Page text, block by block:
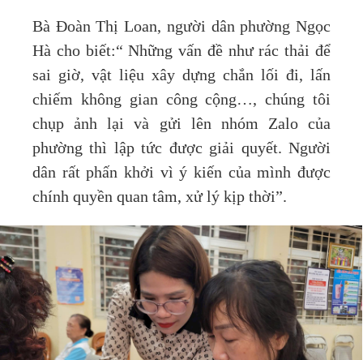
Bà Đoàn Thị Loan, người dân phường Ngọc
Hà cho biết:“ Những vấn đề như rác thải để
sai giờ, vật liệu xây dựng chắn lối đi, lấn
chiếm không gian công cộng…, chúng tôi
chụp ảnh lại và gửi lên nhóm Zalo của
phường thì lập tức được giải quyết. Người
dân rất phấn khởi vì ý kiến của mình được
chính quyền quan tâm, xử lý kịp thời”.